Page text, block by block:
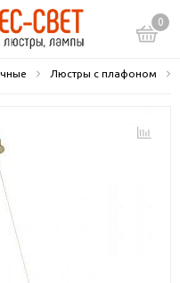
0
Люстры с плафоном